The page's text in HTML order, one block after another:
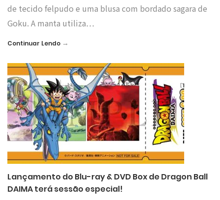
de tecido felpudo e uma blusa com bordado sagara de
Goku. A manta utiliza…
Continuar Lendo →
Lançamento do Blu-ray & DVD Box de Dragon Ball
DAIMA terá sessão especial!